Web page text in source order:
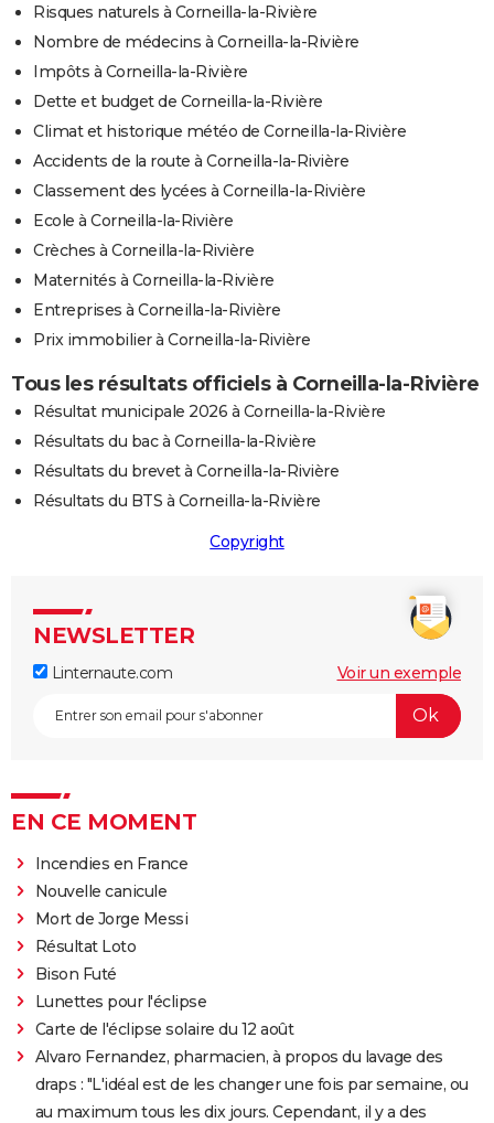
Risques naturels à Corneilla-la-Rivière
Nombre de médecins à Corneilla-la-Rivière
Impôts à Corneilla-la-Rivière
Dette et budget de Corneilla-la-Rivière
Climat et historique météo de Corneilla-la-Rivière
Accidents de la route à Corneilla-la-Rivière
Classement des lycées à Corneilla-la-Rivière
Ecole à Corneilla-la-Rivière
Crèches à Corneilla-la-Rivière
Maternités à Corneilla-la-Rivière
Entreprises à Corneilla-la-Rivière
Prix immobilier à Corneilla-la-Rivière
Tous les résultats officiels à Corneilla-la-Rivière
Résultat municipale 2026 à Corneilla-la-Rivière
Résultats du bac à Corneilla-la-Rivière
Résultats du brevet à Corneilla-la-Rivière
Résultats du BTS à Corneilla-la-Rivière
Copyright
NEWSLETTER
Linternaute.com Voir un exemple
EN CE MOMENT
Incendies en France
Nouvelle canicule
Mort de Jorge Messi
Résultat Loto
Bison Futé
Lunettes pour l'éclipse
Carte de l'éclipse solaire du 12 août
Alvaro Fernandez, pharmacien, à propos du lavage des
draps : "L'idéal est de les changer une fois par semaine, ou
au maximum tous les dix jours. Cependant, il y a des